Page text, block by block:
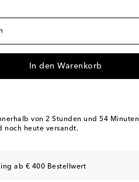
In den Warenkorb
von 2 Stunden und 54 Minuten
noch heute versandt.
ab € 400 Bestellwert